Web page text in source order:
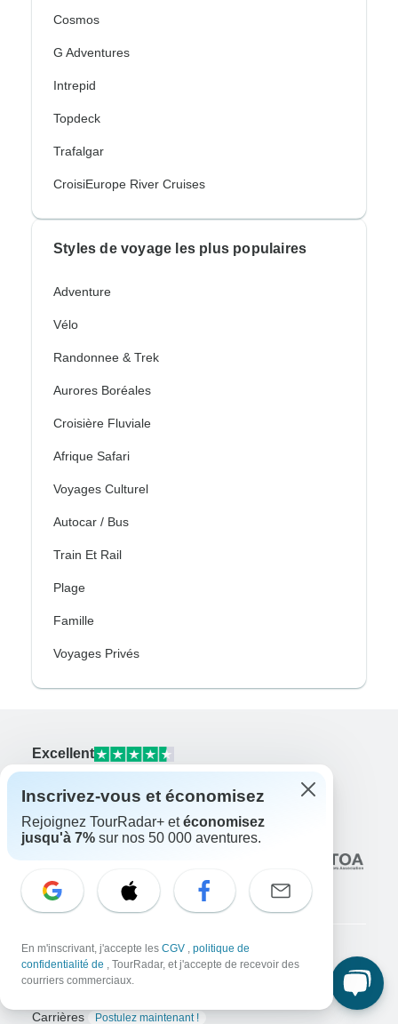
Cosmos
G Adventures
Intrepid
Topdeck
Trafalgar
CroisiEurope River Cruises
Styles de voyage les plus populaires
Adventure
Vélo
Randonnee & Trek
Aurores Boréales
Croisière Fluviale
Afrique Safari
Voyages Culturel
Autocar / Bus
Train Et Rail
Plage
Famille
Voyages Privés
Excellent
En lien avec
Entreprise
Carrières
Postulez maintenant !
Inscrivez-vous et économisez
Rejoignez TourRadar+ etéconomisez
jusqu'à 7% sur nos 50 000 aventures.
En m'inscrivant, j'accepte les CGV , politique de
confidentialité de , TourRadar, et j'accepte de recevoir des
courriers commerciaux.